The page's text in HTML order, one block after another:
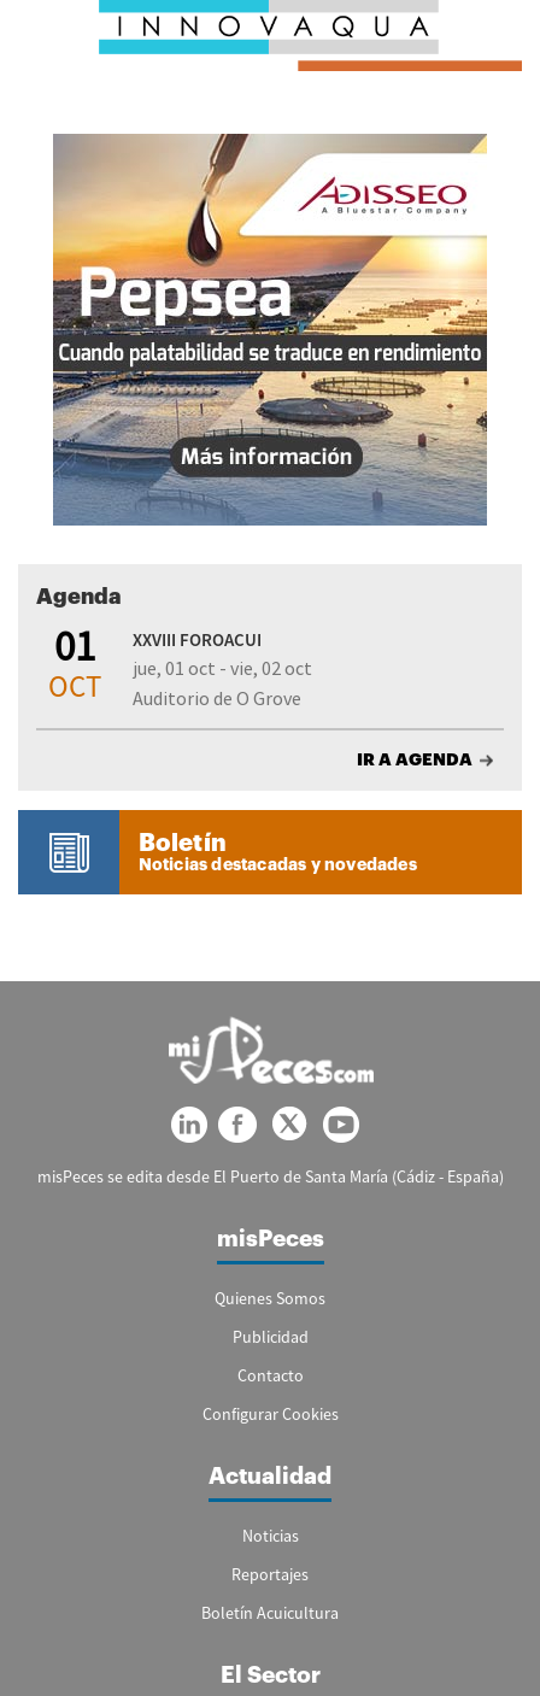
Agenda
01
OCT
XXVIII FOROACUI
jue, 01 oct - vie, 02 oct
Auditorio de O Grove
IR A AGENDA
Boletín
Noticias destacadas y novedades
misPeces se edita desde El Puerto de Santa María (Cádiz - España)
misPeces
Quienes Somos
Publicidad
Contacto
Configurar Cookies
Actualidad
Noticias
Reportajes
Boletín Acuicultura
El Sector